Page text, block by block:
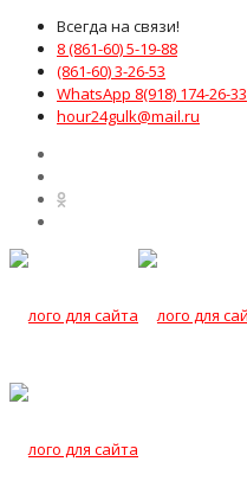
Всегда на связи!
8 (861-60) 5-19-88
(861-60) 3-26-53
WhatsApp 8(918) 174-26-33
hour24gulk@mail.ru